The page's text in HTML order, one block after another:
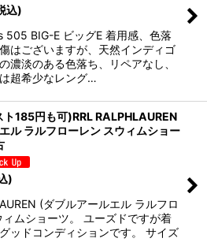
込)
BIG-E ビッグE 着用感、色落
はございますが、天然インディゴ
濃淡のある色落ち、リペアなし、
超希少なレング…
ト185円も可)RRL RALPHLAUREN
ル ラルフローレン スウィムショー
)
(ダブルアールエル ラルフロ
ムショーツ。 ユーズドですが着
ッドコンディションです。 サイズ